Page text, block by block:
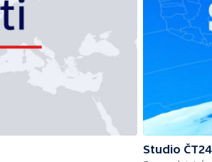
Studio ČT24